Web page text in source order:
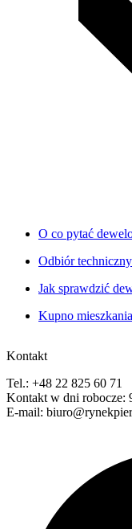
O co pytać
Odbiór
Jak sprawdzić
Kupno
Kontakt
Tel.: +48 22 825 60 71
Kontakt w dni robocze:
E-mail: